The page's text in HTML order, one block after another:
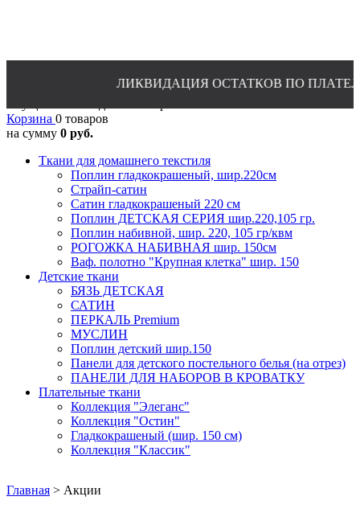
ЛИКВИДАЦИЯ ОСТАТКОВ ПО ПЛАТЕЛЬНО-
8(4932)24-51-34 (многоканальный)
Корзина 0 товаров
на сумму 0 руб.
Ткани для домашнего текстиля
Поплин гладкокрашеный, шир.220см
Страйп-сатин
Сатин гладкокрашеный 220 см
Поплин ДЕТСКАЯ СЕРИЯ шир.220,105 гр.
Поплин набивной, шир. 220, 105 гр/квм
РОГОЖКА НАБИВНАЯ шир. 150см
Ваф. полотно "Крупная клетка" шир. 150
Детские ткани
БЯЗЬ ДЕТСКАЯ
САТИН
ПЕРКАЛЬ Premium
МУСЛИН
Поплин детский шир.150
Панели для детского постельного белья (на отрез)
ПАНЕЛИ ДЛЯ НАБОРОВ В КРОВАТКУ
Плательные ткани
Коллекция "Элеганс"
Коллекция "Остин"
Гладкокрашеный (шир. 150 см)
Коллекция "Классик"
Главная > Акции